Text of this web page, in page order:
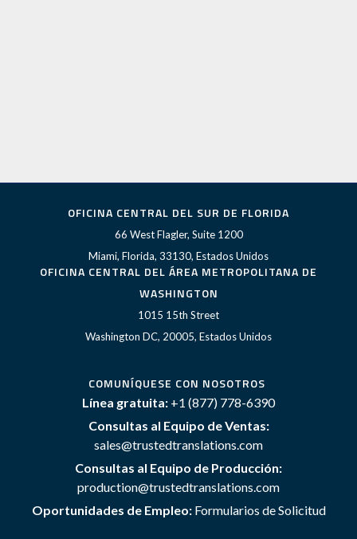
OFICINA CENTRAL DEL SUR DE FLORIDA
66 West Flagler, Suite 1200
Miami, Florida, 33130, Estados Unidos
OFICINA CENTRAL DEL ÁREA METROPOLITANA DE
WASHINGTON
1015 15th Street
Washington DC, 20005, Estados Unidos
COMUNÍQUESE CON NOSOTROS
Línea gratuita: +1 (877) 778-6390
Consultas al Equipo de Ventas:
sales@trustedtranslations.com
Consultas al Equipo de Producción:
production@trustedtranslations.com
Oportunidades de Empleo: Formularios de Solicitud